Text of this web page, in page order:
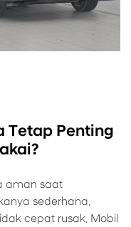
Tetap Penting
aman saat
sederhana.
cepat rusak. Mobil